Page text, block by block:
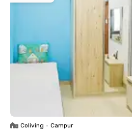
Coliving • Campur